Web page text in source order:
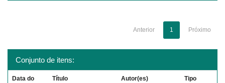
Anterior 1 Próximo
Conjunto de itens:
Data do
Título Autor(es) Tipo